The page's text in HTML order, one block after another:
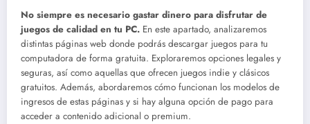
No siempre es necesario gastar dinero para disfrutar de
juegos de calidad en tu PC. En este apartado, analizaremos
distintas páginas web donde podrás descargar juegos para tu
computadora de forma gratuita. Exploraremos opciones legales y
seguras, así como aquellas que ofrecen juegos indie y clásicos
gratuitos. Además, abordaremos cómo funcionan los modelos de
ingresos de estas páginas y si hay alguna opción de pago para
acceder a contenido adicional o premium.